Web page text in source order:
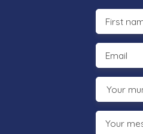
First
Email
Your
Your